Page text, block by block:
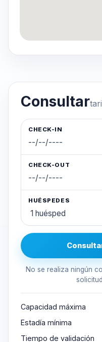
Consultar
CHECK-IN
CHECK-OUT
HUÉSPEDES
No se realiza ningún
Capacidad máxima
Estadía mínima
Tiempo de validación